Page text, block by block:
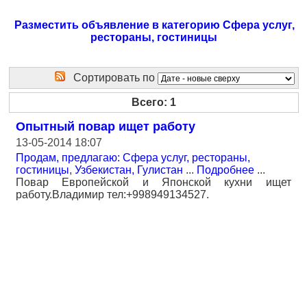
Разместить объявление в категорию Сфера услуг,
рестораны, гостиницы
Сортировать по
Всего: 1
Опытный повар ищет работу
13-05-2014 18:07
Продам, предлагаю: Сфера услуг, рестораны,
гостиницы, Узбекистан, Гулистан ... Подробнее ...
Повар Европейской и Японской кухни ищет
работу.Владимир тел:+998949134527.